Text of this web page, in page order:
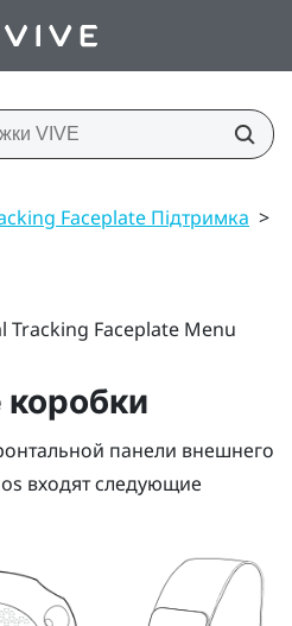
Faceplate Підтримка >
Tracking Faceplate Menu
панели внешнего
входят следующие